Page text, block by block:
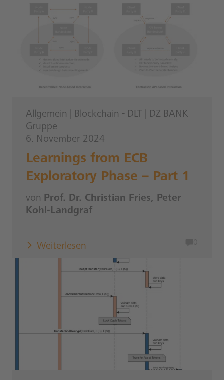
Allgemein Blockchain - DLT
DZ BANK
Gruppe
6. November 2024
Learnings from ECB
Exploratory Phase – Part 1
von Prof. Dr. Christian Fries, Peter
Kohl-Landgraf
Weiterlesen